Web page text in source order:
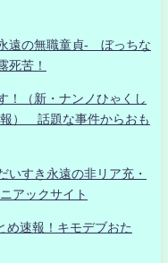
遠の無職童貞- ぼっちな
死苦！
！（新・ナンノひゃくし
） 話題な事件からおも
いすき永遠の非リア充・
アックサイト
め速報！キモデブおた